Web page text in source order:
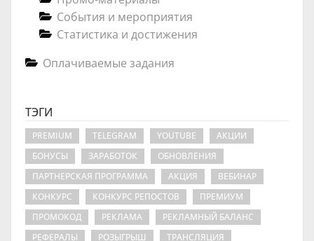
События и мероприятия
Статистика и достижения
Оплачиваемые задания
ТЭГИ
PREMIUM TELEGRAM YOUTUBE
АКЦИИ
БОНУСЫ
ЗАРАБОТОК
ОБНОВЛЕНИЯ
ПАРТНЕРСКАЯ ПРОГРАММА
АКЦИЯ
ВЕБИНАР
КОНКУРС
КОНКУРС РЕПОСТОВ
ПРЕМИУМ
ПРОМОКОД
РЕКЛАМА
РЕКЛАМНЫЙ БАЛАНС
РЕФЕРАЛЫ
РОЗЫГРЫШ ТРАНСЛЯЦИЯ